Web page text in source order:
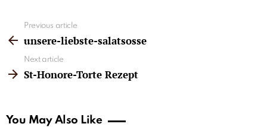
more
Previous article
unsere-liebste-salatsosse
Next article
St-Honore-Torte Rezept
You May Also Like